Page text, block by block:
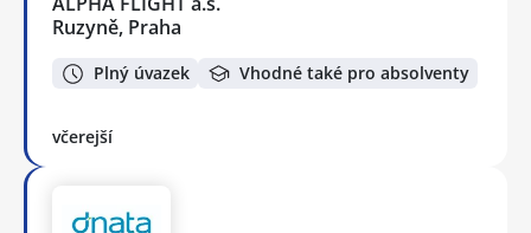
Ruzyně, Praha
Plný úvazek Vhodné také pro absolventy
včerejší